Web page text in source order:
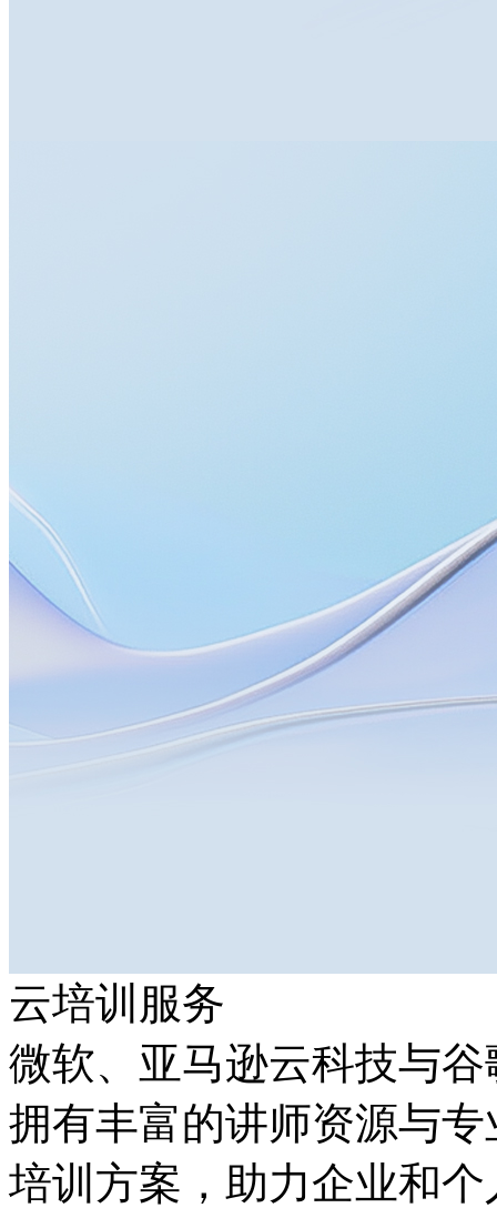
云培训服务
微软、亚马逊云科技与
拥有丰富的讲师资源与专
培训方案，助力企业